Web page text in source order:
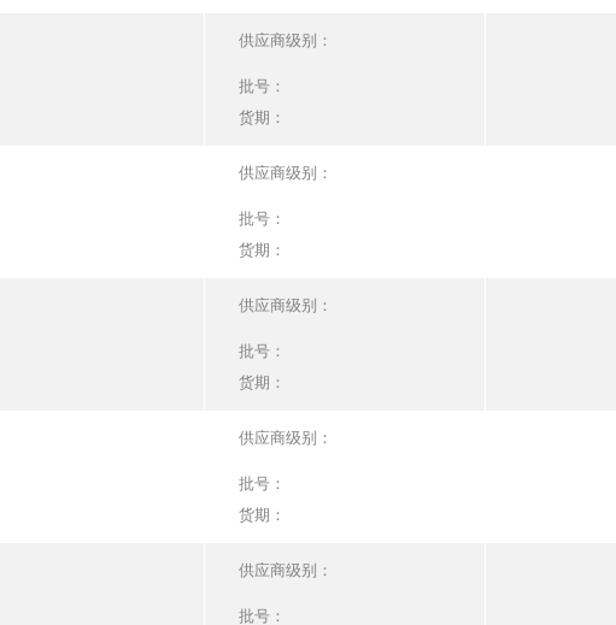
供应商级别：
批号：
货期：
供应商级别：
批号：
货期：
供应商级别：
批号：
货期：
供应商级别：
批号：
货期：
供应商级别：
批号：